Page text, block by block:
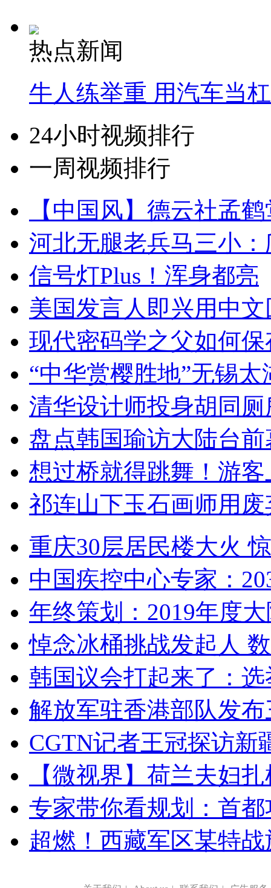
热点新闻
牛人练举重 用汽车当
24小时视频排行
一周视频排行
【中国风】德云社孟
河北无腿老兵马三小
信号灯Plus！浑身都亮
美国发言人即兴用中
现代密码学之父如何
“中华赏樱胜地”无锡
清华设计师投身胡同
盘点韩国瑜访大陆台
想过桥就得跳舞！游客
祁连山下玉石画师用
重庆30层居民楼大火
中国疾控中心专家：
年终策划：2019年度
悼念冰桶挑战发起人
韩国议会打起来了：
解放军驻香港部队发
CGTN记者王冠探访新
【微视界】荷兰夫妇
专家带你看规划：首
超燃！西藏军区某特